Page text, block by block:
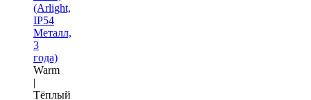
(Arlight,
IP54
Металл,
3
года)
Warm
|
Тёплый